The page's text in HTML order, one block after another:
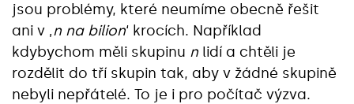
jsou problémy, které neumíme obecně řešit
ani v ‚n na bilion‘ krocích. Například
kdybychom měli skupinu n lidí a chtěli je
rozdělit do tří skupin tak, aby v žádné skupině
nebyli nepřátelé. To je i pro počítač výzva.